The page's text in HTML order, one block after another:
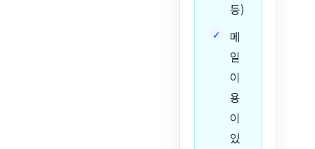
등)
메
일
이
용
이
있